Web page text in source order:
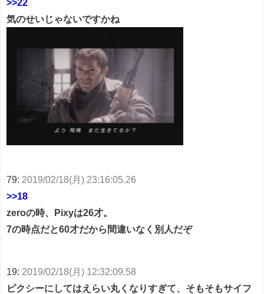
>>22
気のせいじゃないですかね
79: 2019/02/18(月) 23:16:05.26
>>18
zeroの時、Pixyは26才。
7の時点だと60才だから間違いなく別人だぞ
19: 2019/02/18(月) 12:32:09.58
ピクシーにしてはえらい丸くなりすぎて、そもそもサイフ